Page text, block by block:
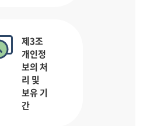
제3조
개인정
보의 처
리 및
보유 기
간